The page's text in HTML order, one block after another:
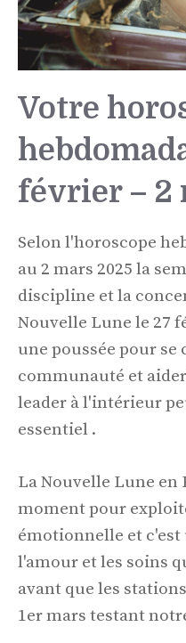
Votre
février – 2
Selon l'horoscope
au 2 mars 2025 la
discipline et la
Nouvelle Lune le 27
une poussée pour
communauté et
leader à l'intérieur
essentiel .
La Nouvelle Lune en
moment pour
émotionnelle et
l'amour et les soins
avant que les
1er mars testant